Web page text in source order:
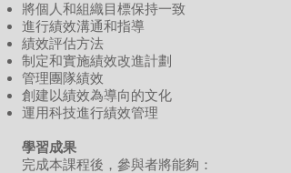
將個人和組織目標保持一致
進行績效溝通和指導
績效評估方法
制定和實施績效改進計劃
管理團隊績效
創建以績效為導向的文化
運用科技進行績效管理
學習成果
完成本課程後，參與者將能夠：